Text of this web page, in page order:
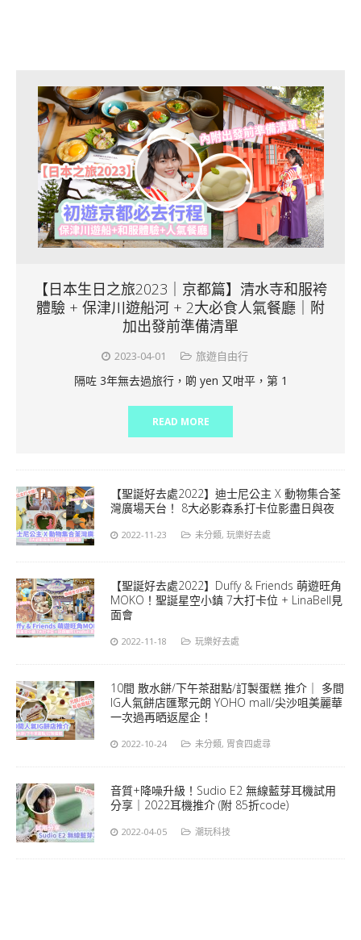
【日本生日之旅2023｜京都篇】清水寺和服袴
體驗 + 保津川遊船河 + 2大必食人氣餐廳｜附
加出發前準備清單
2023-04-01 旅遊自由行
隔咗 3年無去過旅行，啲 yen 又咁平，第 1
READ MORE
【聖誕好去處2022】迪士尼公主 X 動物集合荃
灣廣場天台！ 8大必影森系打卡位影盡日與夜
2022-11-23 未分類, 玩樂好去處
【聖誕好去處2022】Duffy & Friends 萌遊旺角
MOKO！聖誕星空小鎮 7大打卡位 + LinaBell見
面會
2022-11-18 玩樂好去處
10間 散水餅/下午茶甜點/訂製蛋糕 推介｜ 多間
IG人氣餅店匯聚元朗 YOHO mall/尖沙咀美麗華
一次過再晒返屋企！
2022-10-24 未分類, 胃食四處尋
音質+降噪升級！Sudio E2 無線藍芽耳機試用
分享｜2022耳機推介 (附 85折code)
2022-04-05 潮玩科技